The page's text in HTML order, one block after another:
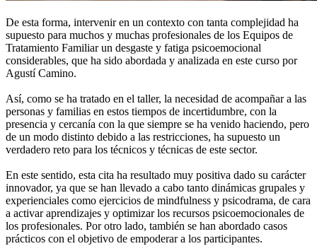
De esta forma, intervenir en un contexto con tanta complejidad ha
supuesto para muchos y muchas profesionales de los Equipos de
Tratamiento Familiar un desgaste y fatiga psicoemocional
considerables, que ha sido abordada y analizada en este curso por
Agustí Camino.
Así, como se ha tratado en el taller, la necesidad de acompañar a las
personas y familias en estos tiempos de incertidumbre, con la
presencia y cercanía con la que siempre se ha venido haciendo, pero
de un modo distinto debido a las restricciones, ha supuesto un
verdadero reto para los técnicos y técnicas de este sector.
En este sentido, esta cita ha resultado muy positiva dado su carácter
innovador, ya que se han llevado a cabo tanto dinámicas grupales y
experienciales como ejercicios de mindfulness y psicodrama, de cara
a activar aprendizajes y optimizar los recursos psicoemocionales de
los profesionales. Por otro lado, también se han abordado casos
prácticos con el objetivo de empoderar a los participantes.